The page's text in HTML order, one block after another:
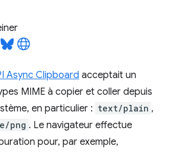
Async Clipboard acceptait un
MIME à copier et coller depuis
en particulier : text/plain ,
png . Le navigateur effectue
pour, par exemple,